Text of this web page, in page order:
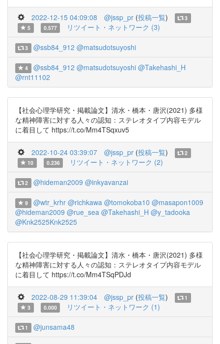
2022-12-15 04:09:08 @jssp_pr (投稿一覧)
3
5
0.577 リツイート・ネットワーク (3)
3 @ssb84_912 @matsudotsuyoshi
4 @ssb84_912 @matsudotsuyoshi @Takehashi_H
@rnt11102
【社会心理学研究・掲載論文】清水・橋本・唐沢(2021) 多様
な精神障害に対する人々の認知：ステレオタイプ内容モデル
に着目して https://t.co/Mm4TSqxuv5
2022-10-24 03:39:07 @jssp_pr (投稿一覧)
2
10
0.236 リツイート・ネットワーク (2)
2 @hideman2009 @inkyavanzai
9 @wtr_krhr @richkawa @tomokoba10 @masapon1009
@hideman2009 @rue_sea @Takehashi_H @y_tadooka
@Knk2525Knk2525
【社会心理学研究・掲載論文】清水・橋本・唐沢(2021) 多様
な精神障害に対する人々の認知：ステレオタイプ内容モデル
に着目して https://t.co/Mm4TSqPDJd
2022-08-29 11:39:04 @jssp_pr (投稿一覧)
1
3
0.000 リツイート・ネットワーク (1)
1 @junsama48